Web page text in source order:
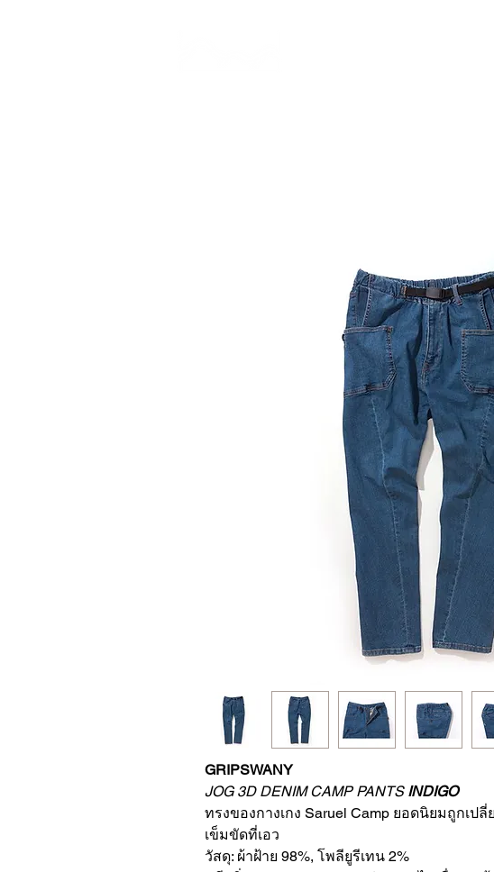
GRIPSWANY
JOG 3D DENIM CAMP PANTS INDIGO
ทรงของกางเกง Saruel Camp ยอดนิยมถูกเป
เข็มขัดที่เอว
วัสดุ: ผ้าฝ้าย 98%, โพลียูรีเทน 2%